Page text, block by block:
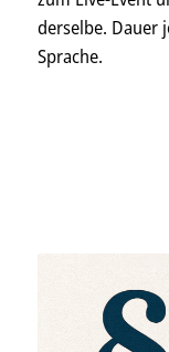
derselbe. Dauer
Sprache.